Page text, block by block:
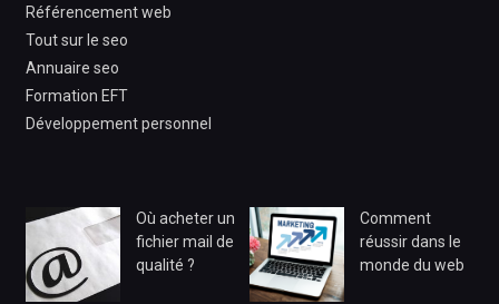
Référencement web
Tout sur le seo
Annuaire seo
Formation EFT
Développement personnel
Où acheter un
fichier mail de
qualité ?
Comment
réussir dans le
monde du web